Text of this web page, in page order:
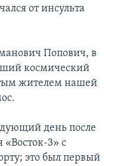
от инсульта
Попович, в
космический
жителем нашей
день после
«Восток-3» с
это был первый